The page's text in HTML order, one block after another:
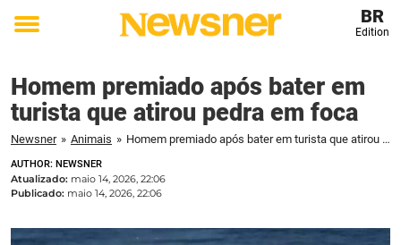
Toggle
BR
Edition
Homem premiado após bater em
turista que atirou pedra em foca
Newsner » Animais » Homem premiado após bater em turista que atirou pedra em foca
AUTHOR: NEWSNER
Atualizado: maio 14, 2026, 22:06
Publicado: maio 14, 2026, 22:06